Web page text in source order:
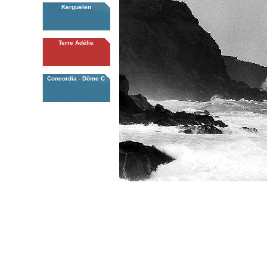
Kerguelen
Terre Adélie
Concordia - Dôme C